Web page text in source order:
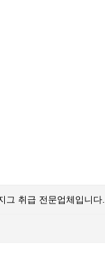
그 취급 전문업체입니다.